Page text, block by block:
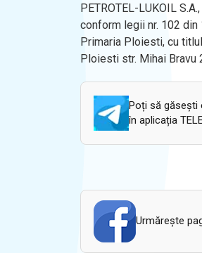
PETROTEL-LUKOIL
conform legii nr. 102
Primaria Ploiesti, cu
Ploiesti str. Mihai Bravu
Poți să găsești
în aplicația
Urmăreşte